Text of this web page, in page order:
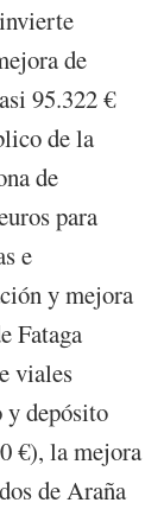
de
95.322 €
de la
de
para
e
y mejora
Fataga
viales
y depósito
€), la mejora
de Araña